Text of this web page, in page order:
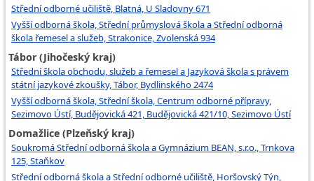
Střední odborné učiliště, Blatná, U Sladovny 671
Vyšší odborná škola, Střední průmyslová škola a Střední odborná
škola řemesel a služeb, Strakonice, Zvolenská 934
Tábor (Jihočeský kraj)
Střední škola obchodu, služeb a řemesel a Jazyková škola s právem
státní jazykové zkoušky, Tábor, Bydlinského 2474
Vyšší odborná škola, Střední škola, Centrum odborné přípravy,
Sezimovo Ústí, Budějovická 421, Budějovická 421/10, Sezimovo Ústí
Domažlice (Plzeňský kraj)
Soukromá Střední odborná škola a Gymnázium BEAN, s.r.o., Trnkova
125, Staňkov
Střední odborná škola a Střední odborné učiliště, Horšovský Týn,